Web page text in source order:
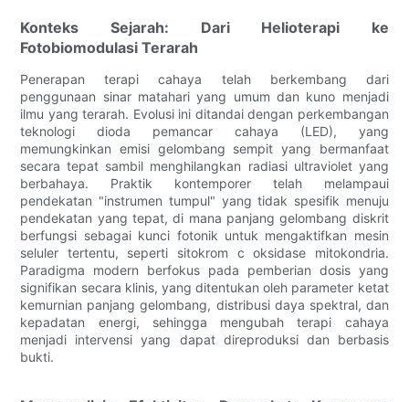
Konteks Sejarah: Dari Helioterapi ke
Fotobiomodulasi Terarah
Penerapan terapi cahaya telah berkembang dari
penggunaan sinar matahari yang umum dan kuno menjadi
ilmu yang terarah. Evolusi ini ditandai dengan perkembangan
teknologi dioda pemancar cahaya (LED), yang
memungkinkan emisi gelombang sempit yang bermanfaat
secara tepat sambil menghilangkan radiasi ultraviolet yang
berbahaya. Praktik kontemporer telah melampaui
pendekatan "instrumen tumpul" yang tidak spesifik menuju
pendekatan yang tepat, di mana panjang gelombang diskrit
berfungsi sebagai kunci fotonik untuk mengaktifkan mesin
seluler tertentu, seperti sitokrom c oksidase mitokondria.
Paradigma modern berfokus pada pemberian dosis yang
signifikan secara klinis, yang ditentukan oleh parameter ketat
kemurnian panjang gelombang, distribusi daya spektral, dan
kepadatan energi, sehingga mengubah terapi cahaya
menjadi intervensi yang dapat direproduksi dan berbasis
bukti.